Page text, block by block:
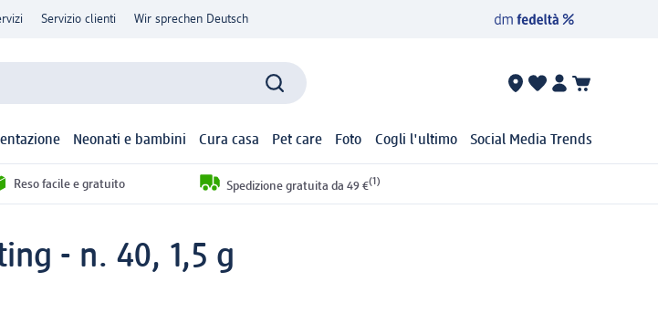
Servizio clienti Wir sprechen Deutsch
Neonati e bambini Cura casa Pet care Foto Cogli l'ultimo Social Media Trends
Reso facile e gratuito Spedizione gratuita da 49 €(1)
- n. 40, 1,5 g